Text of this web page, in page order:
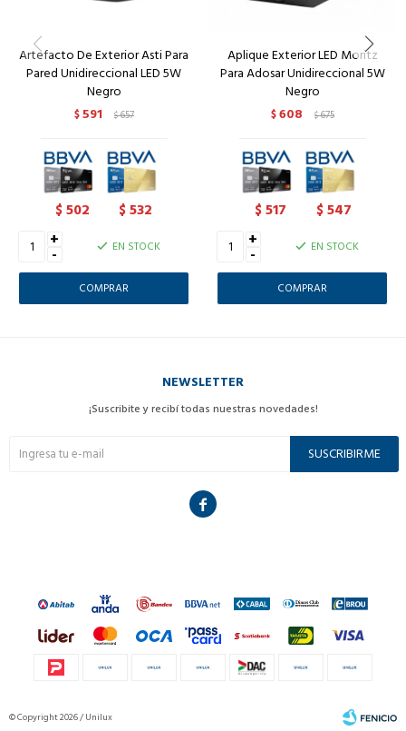
Artefacto De Exterior Asti Para
Pared Unidireccional LED 5W
Negro
$591 $657
$502 $532
+
- EN STOCK
Aplique Exterior LED Moritz
Para Adosar Unidireccional 5W
Negro
$608 $675
$517 $547
+
- EN STOCK
NEWSLETTER
¡Suscribite y recibí todas nuestras novedades!
SUSCRIBIRME

© Copyright 2026 / Unilux